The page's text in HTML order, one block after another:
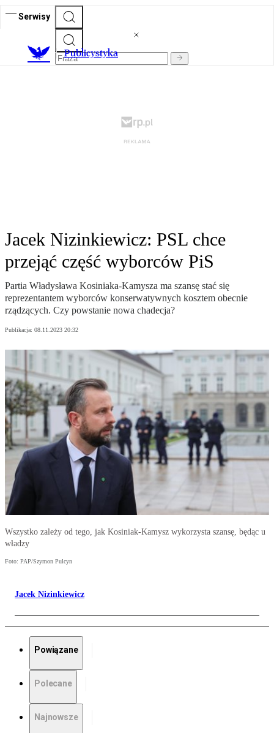
Serwisy
Publicystyka
Jacek Nizinkiewicz: PSL chce
przejąć część wyborców PiS
Partia Władysława Kosiniaka-Kamysza ma szansę stać się
reprezentantem wyborców konserwatywnych kosztem obecnie
rządzących. Czy powstanie nowa chadecja?
Publikacja: 08.11.2023 20:32
Wszystko zależy od tego, jak Kosiniak-Kamysz wykorzysta szansę, będąc u
władzy
Foto: PAP/Szymon Pulcyn
Jacek Nizinkiewicz
Powiązane
Polecane
Najnowsze